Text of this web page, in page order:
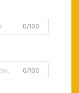
0/100
0/100